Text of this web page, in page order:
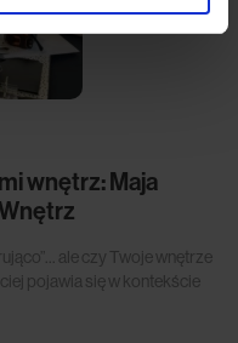
wnętrz: Maja
ale czy Twoje wnętrze
pojawia się w kontekście